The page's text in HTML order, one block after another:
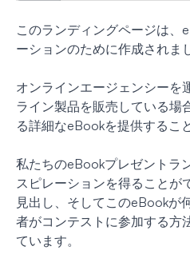
このランディングページは、
ーションのために作成されま
オンラインエージェンシーを
ライン製品を販売している場
る詳細なeBookを提供するこ
私たちのeBookプレゼントラ
スピレーションを得ることが
見出し、そしてこのeBookが
者がコンテストに参加する方
ています。